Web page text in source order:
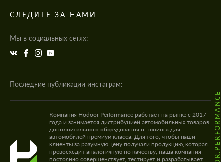
СЛЕДИТЕ ЗА НАМИ
Мы в социальных сетях:
Последние публикации инстаграм:
Компания Hodoor Performance работает на рынке с 2017
года и занимается дистрибуцией автомобильных товаров,
дополнительного оборудования и тюнинга для
автомобилей премиум класса. Для того, чтобы наши
клиенты за разумную цену получали продукцию, которая
превосходит аналогичную по качеству, наша компания
постоянно совершенствует, тестирует и разрабатывает